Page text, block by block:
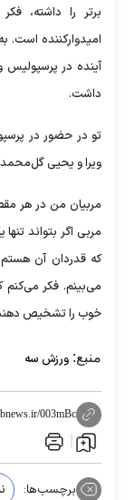
برتر را داشته،
امیدوارکننده است.
آینده در
داشت.
تو در حضور در
ویرا و یحیی
مربیان من در هر
مربی اگر بتواند
که قدردان آن
می‌بینم. فکر می‌کنم
خوب را تشخیص
منبع: ورزش سه
003mBc
برچسب‌ها: